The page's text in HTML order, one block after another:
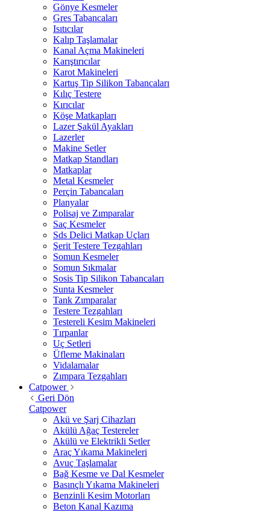
Gönye Kesmeler
Gres Tabancaları
Isıtıcılar
Kalıp Taşlamalar
Kanal Açma Makineleri
Karıştırıcılar
Karot Makineleri
Kartuş Tip Silikon Tabancaları
Kılıç Testere
Kırıcılar
Köşe Matkapları
Lazer Şakül Ayakları
Lazerler
Makine Setler
Matkap Standları
Matkaplar
Metal Kesmeler
Perçin Tabancaları
Planyalar
Polisaj ve Zımparalar
Saç Kesmeler
Sds Delici Matkap Uçları
Şerit Testere Tezgahları
Somun Kesmeler
Somun Sıkmalar
Sosis Tip Silikon Tabancaları
Sunta Kesmeler
Tank Zımparalar
Testere Tezgahları
Testereli Kesim Makineleri
Tırpanlar
Uç Setleri
Üfleme Makinaları
Vidalamalar
Zımpara Tezgahları
Catpower
Geri Dön
Catpower
Akü ve Şarj Cihazları
Akülü Ağaç Testereler
Akülü ve Elektrikli Setler
Araç Yıkama Makineleri
Avuç Taşlamalar
Bağ Kesme ve Dal Kesmeler
Basınçlı Yıkama Makineleri
Benzinli Kesim Motorları
Beton Kanal Kazıma